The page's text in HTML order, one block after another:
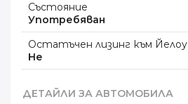
Състояние
Употребяван
Остатъчен лизинг към Йелоу
Не
ДЕТАЙЛИ ЗА АВТОМОБИЛА